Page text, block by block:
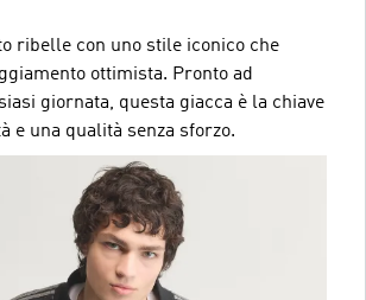
ribelle con uno stile iconico che
ottimista. Pronto ad
giornata, questa giacca è la chiave
e una qualità senza sforzo.